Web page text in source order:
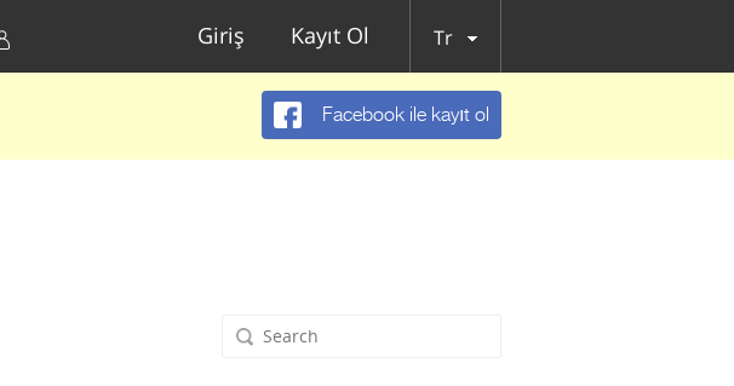
Giriş Kayıt Ol Tr
Facebook ile kayıt ol